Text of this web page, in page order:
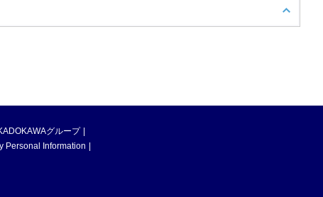
グループ
Personal Information